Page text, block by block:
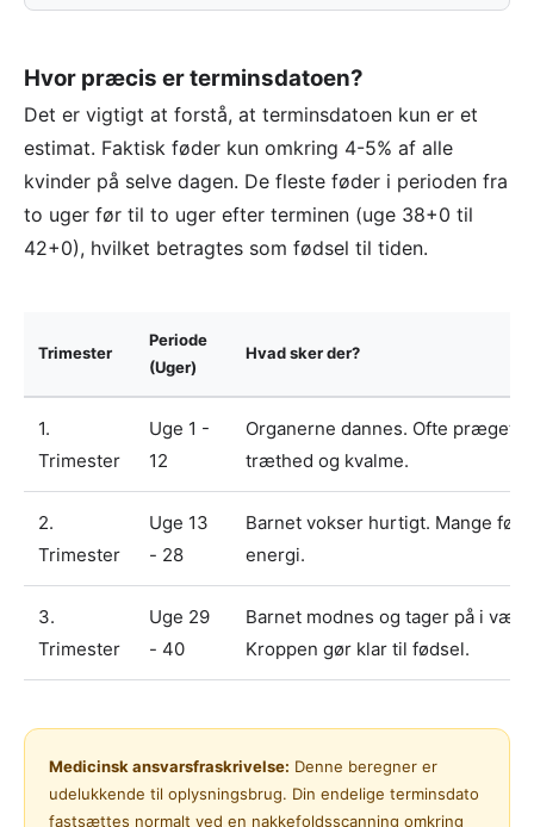
Hvor præcis er terminsdatoen?
Det er vigtigt at forstå, at terminsdatoen kun er et
estimat. Faktisk føder kun omkring 4-5% af alle
kvinder på selve dagen. De fleste føder i perioden fra
to uger før til to uger efter terminen (uge 38+0 til
42+0), hvilket betragtes som fødsel til tiden.
Trimester
Periode
(Uger)
Hvad sker der?
1.
Trimester
Uge 1 -
12
Organerne dannes. Ofte præget af
træthed og kvalme.
2.
Trimester
Uge 13
- 28
Barnet vokser hurtigt. Mange
energi.
3.
Trimester
Uge 29
- 40
Barnet modnes og tager på i
Kroppen gør klar til fødsel.
Medicinsk ansvarsfraskrivelse: Denne beregner er
udelukkende til oplysningsbrug. Din endelige terminsdato
fastsættes normalt ved en nakkefoldsscanning omkring